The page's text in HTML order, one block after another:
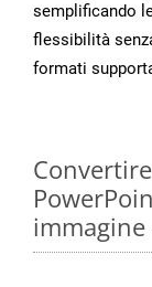
semplificando
flessibilità
formati
immagine